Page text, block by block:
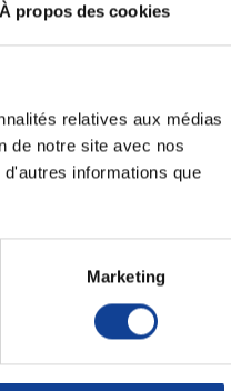
À propos des cookies
relatives aux médias
de notre site avec nos
informations que
Marketing